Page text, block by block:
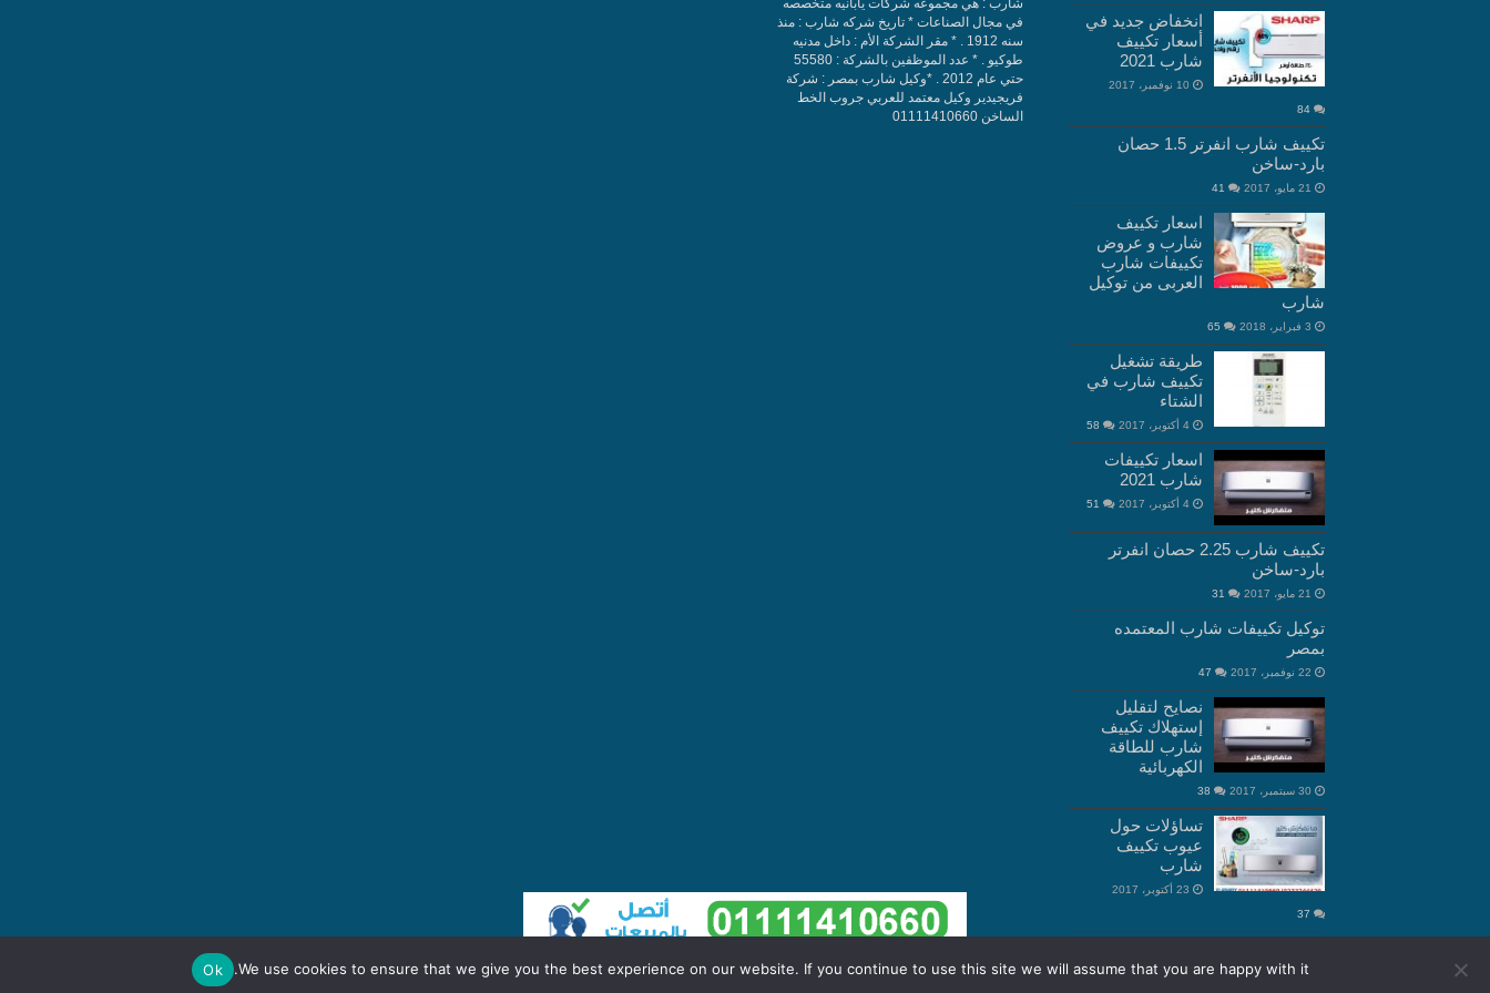
انخفاض جديد في
أسعار تكييف
شارب 2021
10 نوفمبر، 2017
84
تكييف شارب انفرتر 1.5 حصان
بارد-ساخن
21 مايو، 2017 41
اسعار تكييف
شارب و عروض
تكييفات شارب
العربى من توكيل
شارب
3 فبراير، 2018 65
طريقة تشغيل
تكييف شارب في
الشتاء
4 أكتوبر، 2017 58
اسعار تكييفات
شارب 2021
4 أكتوبر، 2017 51
تكييف شارب 2.25 حصان انفرتر
بارد-ساخن
21 مايو، 2017 31
توكيل تكييفات شارب المعتمده
بمصر
22 نوفمبر، 2017 47
نصايح لتقليل
إستهلاك تكييف
شارب للطاقة
الكهربائية
30 سبتمبر، 2017 38
تساؤلات حول
عيوب تكييف
شارب
23 أكتوبر، 2017
37
شارب : هي مجموعه شركات يابانيه متخصصه
في مجال الصناعات * تاريخ شركه شارب : منذ
سنه 1912 . * مقر الشركة الأم : داخل مدنيه
طوكيو . * عدد الموظفين بالشركة : 55580
حتي عام 2012 . *وكيل شارب بمصر : شركة
فريجيدير وكيل معتمد للعربي جروب الخط
الساخن 01111410660
We use cookies to ensure that we give you the best experience on our website. If you continue to use this site we will assume that you are happy with it.
Ok